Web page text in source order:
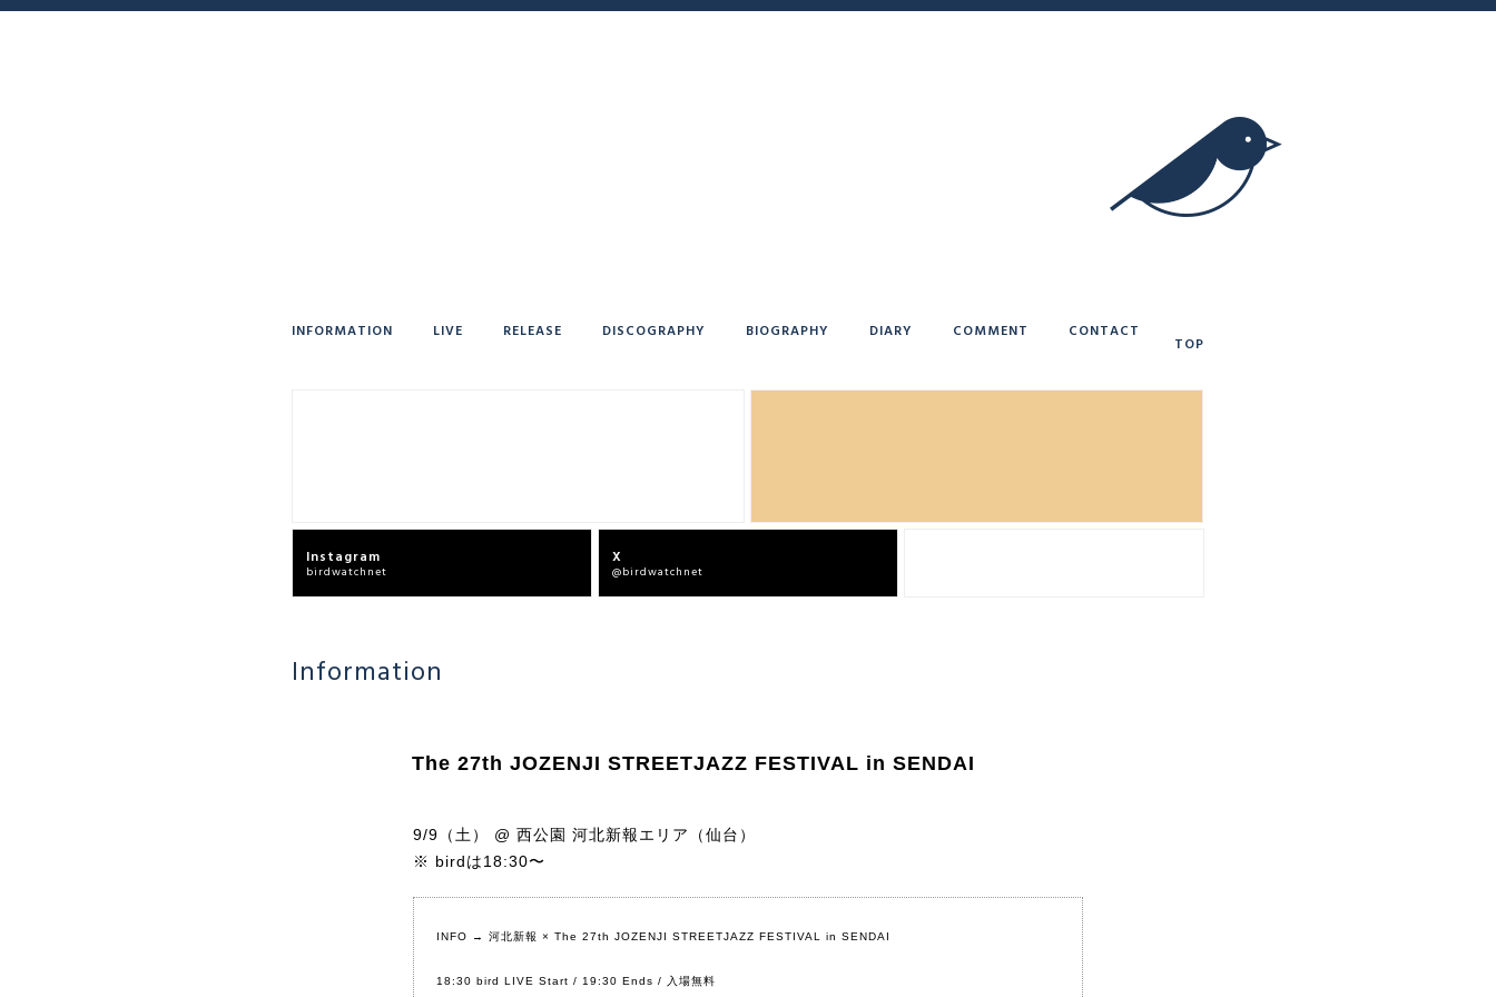
INFORMATION LIVE RELEASE DISCOGRAPHY BIOGRAPHY DIARY COMMENT CONTACT
TOP
Instagram
birdwatchnet
X
@birdwatchnet
Information
The 27th JOZENJI STREETJAZZ FESTIVAL in SENDAI
9/9（土） @ 西公園 河北新報エリア（仙台）
※ birdは18:30〜
INFO → 河北新報 × The 27th JOZENJI STREETJAZZ FESTIVAL in SENDAI
18:30 bird LIVE Start / 19:30 Ends / 入場無料